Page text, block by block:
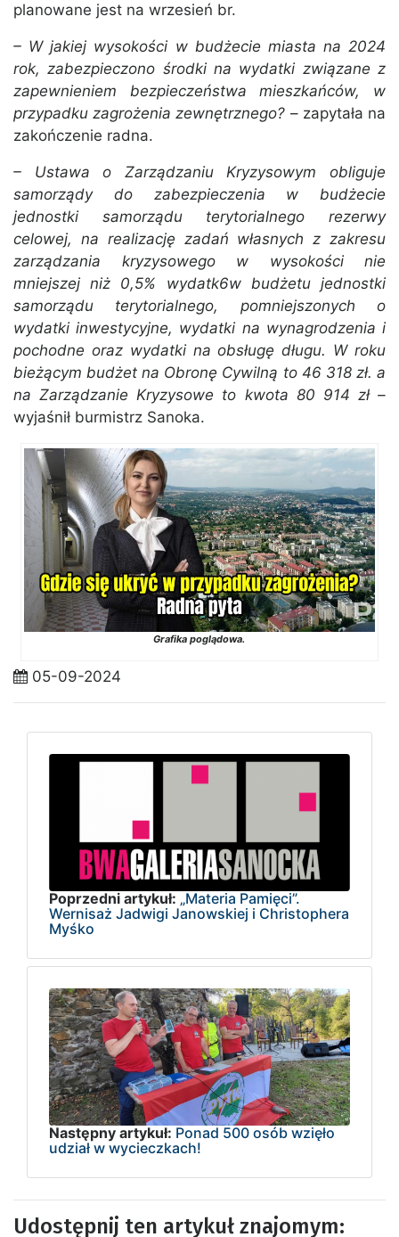
planowane jest na wrzesień br.
– W jakiej wysokości w budżecie miasta na 2024
rok, zabezpieczono środki na wydatki związane z
zapewnieniem bezpieczeństwa mieszkańców, w
przypadku zagrożenia zewnętrznego? – zapytała na
zakończenie radna.
– Ustawa o Zarządzaniu Kryzysowym obliguje
samorządy do zabezpieczenia w budżecie
jednostki samorządu terytorialnego rezerwy
celowej, na realizację zadań własnych z zakresu
zarządzania kryzysowego w wysokości nie
mniejszej niż 0,5% wydatk6w budżetu jednostki
samorządu terytorialnego, pomniejszonych o
wydatki inwestycyjne, wydatki na wynagrodzenia i
pochodne oraz wydatki na obsługę długu. W roku
bieżącym budżet na Obronę Cywilną to 46 318 zł. a
na Zarządzanie Kryzysowe to kwota 80 914 zł –
wyjaśnił burmistrz Sanoka.
Grafika poglądowa.
05-09-2024
Poprzedni artykuł: „Materia Pamięci”.
Wernisaż Jadwigi Janowskiej i Christophera
Myśko
Następny artykuł: Ponad 500 osób wzięło
udział w wycieczkach!
Udostępnij ten artykuł znajomym: